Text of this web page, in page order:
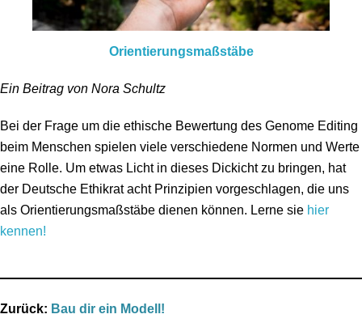
Orientierungsmaßstäbe
Ein Beitrag von Nora Schultz
Bei der Frage um die ethische Bewertung des Genome Editing
beim Menschen spielen viele verschiedene Normen und Werte
eine Rolle. Um etwas Licht in dieses Dickicht zu bringen, hat
der Deutsche Ethikrat acht Prinzipien vorgeschlagen, die uns
als Orientierungsmaßstäbe dienen können. Lerne sie hier
kennen!
Zurück: Bau dir ein Modell!